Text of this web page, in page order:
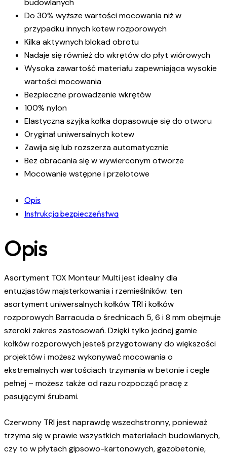
budowlanych
Do 30% wyższe wartości mocowania niż w
przypadku innych kotew rozporowych
Kilka aktywnych blokad obrotu
Nadaje się również do wkrętów do płyt wiórowych
Wysoka zawartość materiału zapewniająca wysokie
wartości mocowania
Bezpieczne prowadzenie wkrętów
100% nylon
Elastyczna szyjka kołka dopasowuje się do otworu
Oryginał uniwersalnych kotew
Zawija się lub rozszerza automatycznie
Bez obracania się w wywierconym otworze
Mocowanie wstępne i przelotowe
Opis
Instrukcja bezpieczeństwa
Opis
Asortyment TOX Monteur Multi jest idealny dla
entuzjastów majsterkowania i rzemieślników: ten
asortyment uniwersalnych kołków TRI i kołków
rozporowych Barracuda o średnicach 5, 6 i 8 mm obejmuje
szeroki zakres zastosowań. Dzięki tylko jednej gamie
kołków rozporowych jesteś przygotowany do większości
projektów i możesz wykonywać mocowania o
ekstremalnych wartościach trzymania w betonie i cegle
pełnej – możesz także od razu rozpocząć pracę z
pasującymi śrubami.
Czerwony TRI jest naprawdę wszechstronny, ponieważ
trzyma się w prawie wszystkich materiałach budowlanych,
czy to w płytach gipsowo-kartonowych, gazobetonie,